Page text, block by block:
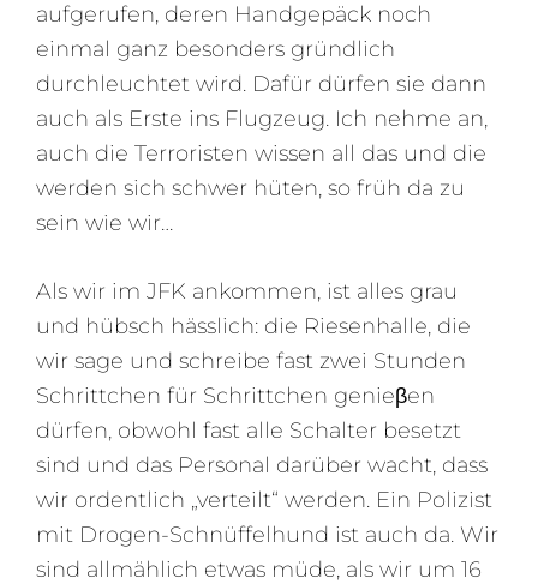
aufgerufen, deren Handgepäck noch
einmal ganz besonders gründlich
durchleuchtet wird. Dafür dürfen sie dann
auch als Erste ins Flugzeug. Ich nehme an,
auch die Terroristen wissen all das und die
werden sich schwer hüten, so früh da zu
sein wie wir…
Als wir im JFK ankommen, ist alles grau
und hübsch hässlich: die Riesenhalle, die
wir sage und schreibe fast zwei Stunden
Schrittchen für Schrittchen genieβen
dürfen, obwohl fast alle Schalter besetzt
sind und das Personal darüber wacht, dass
wir ordentlich „verteilt“ werden. Ein Polizist
mit Drogen-Schnüffelhund ist auch da. Wir
sind allmählich etwas müde, als wir um 16